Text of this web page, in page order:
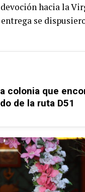
hacia la
se
colonia que
de la ruta D51